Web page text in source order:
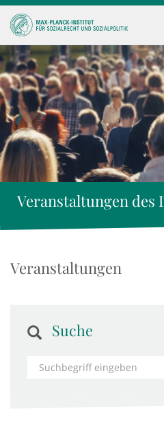
Veranstaltungen des
Veranstaltungen
Suche